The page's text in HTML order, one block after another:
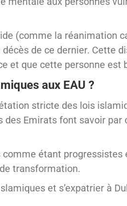
(comme la réanimation
de ce dernier. Cette
et que cette personne est
aux EAU ?
stricte des lois
Emirats font savoir par
étant
transformation.
et s’expatrier à